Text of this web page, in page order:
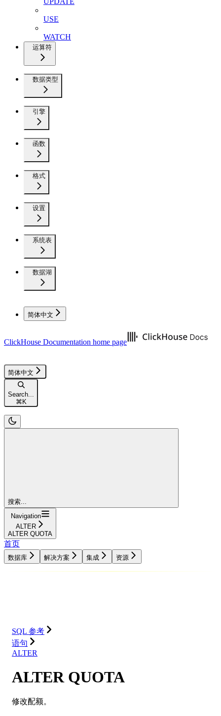
USE
WATCH
运算符
数据类型
引擎
函数
格式
设置
系统表
数据湖
简体中文
ClickHouse Documentation home page
简体中文
Search...
⌘K
搜索...
Navigation
ALTER
ALTER QUOTA
首页
数据库 解决方案 集成 资源
SQL 参考
语句
ALTER
ALTER QUOTA
修改配额。